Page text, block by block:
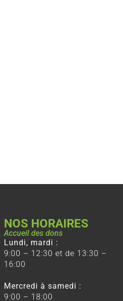
NOS HORAIRES
Accueil des dons
Lundi, mardi :
9:00 – 12:30 et de 13:30 –
16:00
Mercredi à samedi :
9:00 – 18:00